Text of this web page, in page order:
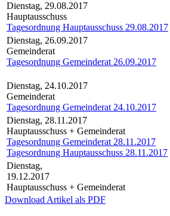
Dienstag, 29.08.2017
Hauptausschuss
Tagesordnung Hauptausschuss 29.08.2017
Dienstag, 26.09.2017
Gemeinderat
Tagesordnung Gemeinderat 26.09.2017
Dienstag, 24.10.2017
Gemeinderat
Tagesordnung Gemeinderat 24.10.2017
Dienstag, 28.11.2017
Hauptausschuss + Gemeinderat
Tagesordnung Gemeinderat 28.11.2017
Tagesordnung Hauptausschuss 28.11.2017
Dienstag,
19.12.2017
Hauptausschuss + Gemeinderat
Download Artikel als PDF